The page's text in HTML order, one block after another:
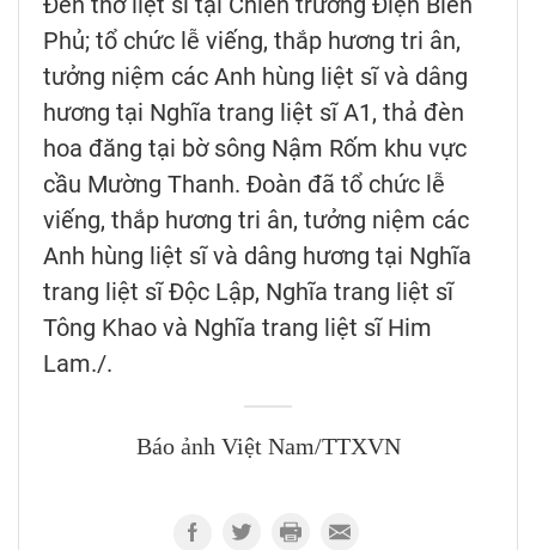
Phủ; tổ chức lễ viếng, thắp hương tri ân,
tưởng niệm các Anh hùng liệt sĩ và dâng
hương tại Nghĩa trang liệt sĩ A1, thả đèn
hoa đăng tại bờ sông Nậm Rốm khu vực
cầu Mường Thanh. Đoàn đã tổ chức lễ
viếng, thắp hương tri ân, tưởng niệm các
Anh hùng liệt sĩ và dâng hương tại Nghĩa
trang liệt sĩ Độc Lập, Nghĩa trang liệt sĩ
Tông Khao và Nghĩa trang liệt sĩ Him
Lam./.
Báo ảnh Việt Nam/TTXVN